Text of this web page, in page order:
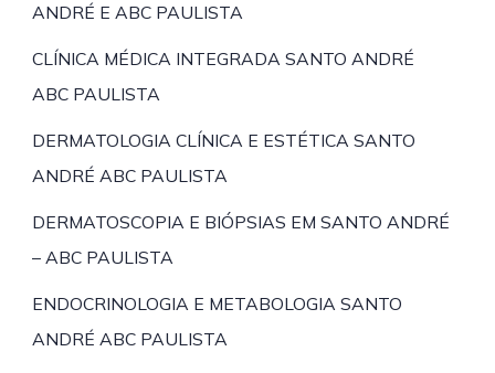
ANDRÉ E ABC PAULISTA
CLÍNICA MÉDICA INTEGRADA SANTO ANDRÉ
ABC PAULISTA
DERMATOLOGIA CLÍNICA E ESTÉTICA SANTO
ANDRÉ ABC PAULISTA
DERMATOSCOPIA E BIÓPSIAS EM SANTO ANDRÉ
– ABC PAULISTA
ENDOCRINOLOGIA E METABOLOGIA SANTO
ANDRÉ ABC PAULISTA